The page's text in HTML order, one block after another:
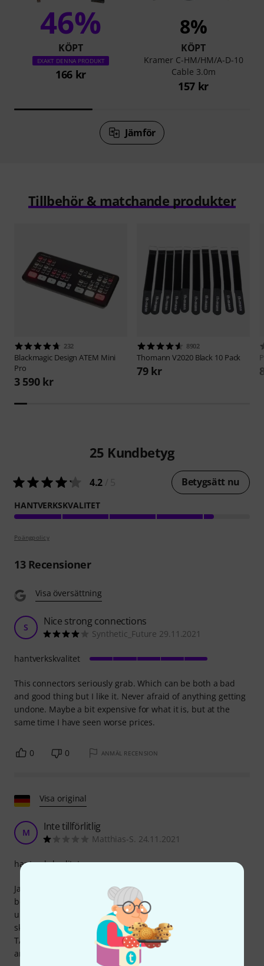
46%
KÖPT
EXAKT DENNA PRODUKT
166 kr
8%
KÖPT
Kramer C-HM/HM/A-D-10
Cable 3.0m
157 kr
Jämför
Tillbehör & matchande produkter
232
Blackmagic DesignATEM Mini
Pro
3 590 kr
8902
ThomannV2020 Black 10 Pack
79 kr
25 Kundbetyg
4.2 Betygsätt nu
HANTVERKSKVALITET
Poängpolicy
13Recensioner
Visa översättning
S Nice strong connections
Synthetic_Future 29.11.2021
This connectors seriously grab. Which can be both a bad
and good thing but I like it. Never afraid of anything getting
undone. Maybe a bit expensive for what it is, but at the
same time I have seen worse prices.
hantverkskvalitet
0 0 ANMÄL RECENSION
Visa original
M Inte tillförlitlig
Matthias-S. 24.11.2021
Jag har nu fått min tredje adapter. Vid den första
beställningen var en adapter defekt och kunde inte
upprätta någon anslutning. Jag klagade och Thomann
skickade mig omedelbart en ny. Det gick supersnabbt.
TACK! Tyvärr gick även denna adapter sönder efter första
användningen.
hantverkskvalitet